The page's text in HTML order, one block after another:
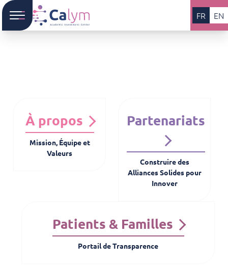
FR EN
À propos
Mission, Équipe et
Valeurs
Partenariats
Construire des
Alliances Solides pour
Innover
Patients & Familles
Portail de Transparence